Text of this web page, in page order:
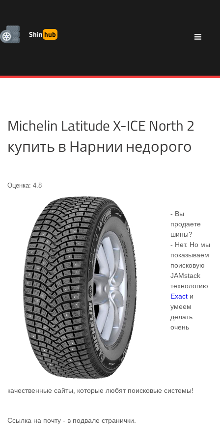
Shinhub
Michelin Latitude X-ICE North 2
купить в Нарнии недорого
Оценка: 4.8
- Вы
продаете
шины?
- Нет. Но мы
показываем
поисковую
JAMstack
технологию
Exact и
умеем
делать
очень
качественные сайты, которые любят поисковые системы!
Ссылка на почту - в подвале странички.